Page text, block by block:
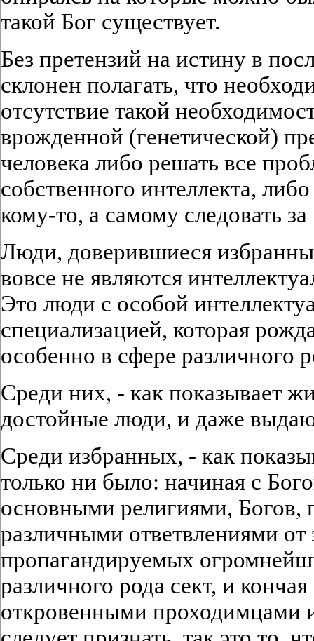
такой Бог существует.
Без претензий на истину в
склонен полагать, что
отсутствие такой
врожденной (генетической)
человека либо решать все
собственного интеллекта,
кому-то, а самому следовать
Люди, доверившиеся
вовсе не являются
Это люди с особой
специализацией, которая
особенно в сфере различного
Среди них, - как показывает
достойные люди, и даже
Среди избранных, - как
только ни было: начиная с
основными религиями, Богов,
различными ответвлениями от
пропагандируемых
различного рода сект, и
откровенными проходимцами